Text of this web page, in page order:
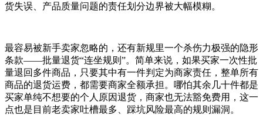
货失误、产品质量问题的责任划分边界被大幅模糊。
最容易被新手卖家忽略的，还有新规里一个杀伤力极强的隐形
条款——批量退货“连坐规则”。简单来说，如果买家一次性批
量退回多件商品，只要其中有一件判定为商家责任，整单所有
商品的退货运费，都需要商家全额承担。哪怕其余几十件都是
买家单纯不想要的个人原因退货，商家也无法豁免费用，这一
点也是目前老卖家吐槽最多、踩坑风险最高的规则漏洞。